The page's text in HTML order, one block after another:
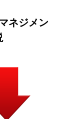
ネジメン